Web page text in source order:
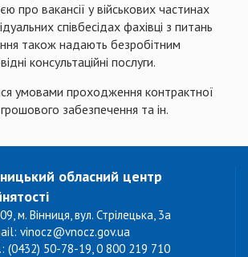
про вакансії у військових частинах
співбесідах фахівці з питань
також надають безробітним
консультаційні послуги.
умовами проходження контрактної
забезпечення та ін.
обласний центр
м. Вінниця, вул. Стрілецька, 3а
vinocz@vnocz.gov.ua
(0432) 50-78-19, 0 800 219 710